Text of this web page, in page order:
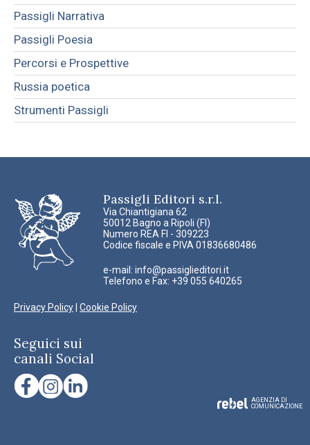
Passigli Narrativa
Passigli Poesia
Percorsi e Prospettive
Russia poetica
Strumenti Passigli
Passigli Editori s.r.l.
Via Chiantigiana 62
50012 Bagno a Ripoli (FI)
Numero REA FI - 309223
Codice fiscale e PIVA 01836680486
e-mail: info@passiglieditori.it
Telefono e Fax: +39 055 640265
Privacy Policy Cookie Policy
Seguici sui
canali Social
AGENZIA DI
COMUNICAZIONE